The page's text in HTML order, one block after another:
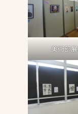
美術部